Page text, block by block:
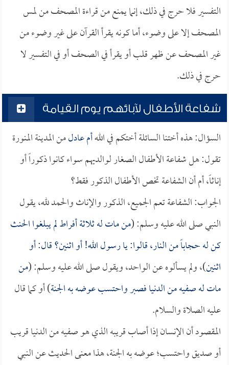
التفسير فلا حرج في ذلك، إنما يمنع من قراءة المصحف من لمس
المصحف إلا على وضوء، أما كونه يقرأ القرآن على غير وضوء من
غير المصحف عن ظهر قلب أو يقرأ في الصحف أو في التفسير لا
حرج في ذلك.
شفاعة الأطفال لآبائهم يوم القيامة
السؤال: هذه أختنا السائلة أختكم في اللهأم عادلمن المدينة المنورة
تقول: هل شفاعة الأطفال الصغار لوالديهم سواء كانوا ذكوراً أو
إناثاً، أم أن الشفاعة تخص الأطفال الذكور فقط؟
الجواب: الشفاعة تعم الجميع، الذكور والإناث والحمد لله، يقول
النبي صلى الله عليه وسلم: (من مات له ثلاثة أفراط لم يبلغوا الحنث
كن له حجاباً من النار، قالوا: يا رسول الله! أو اثنين؟ قال: أو
اثنين)، ولم يسألوه عن الواحد، ويقول صلى الله عليه وسلم: (من
مات له صفيه من الدنيا فصبر واحتسب عوضه به الجنة) أو كما قال
عليه الصلاة والسلام.
المقصود أن الإنسان إذا أصاب قريبه الذي هو صفيه من الدنيا قريب
أو صديق واحتسب؛ عوضه به الجنة، هذا معنى الحديث عن النبي